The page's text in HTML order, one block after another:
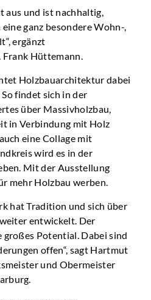
aus und ist nachhaltig,
ganz besondere Wohn-,
ergänzt
Hüttemann.
Holzbauarchitektur dabei
findet sich in der
über Massivholzbau,
in Verbindung mit Holz
eine Collage mit
wird es in der
Mit der Ausstellung
mehr Holzbau werben.
hat Tradition und sich über
entwickelt. Der
großes Potential. Dabei sind
offen“, sagt Hartmut
und Obermeister